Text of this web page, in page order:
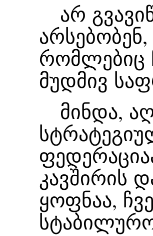
არ
რომლებიც
მუდმივ
მინდა,
კავშირის
ყოფნაა,